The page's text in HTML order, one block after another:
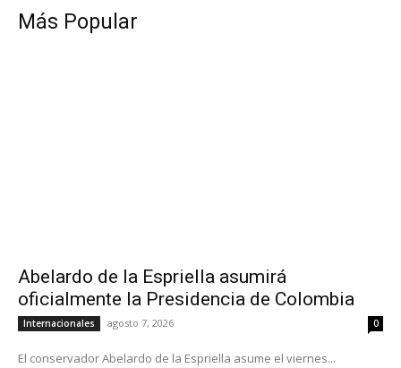
Más Popular
Abelardo de la Espriella asumirá
oficialmente la Presidencia de Colombia
Internacionales agosto 7, 2026 0
El conservador Abelardo de la Espriella asume el viernes...